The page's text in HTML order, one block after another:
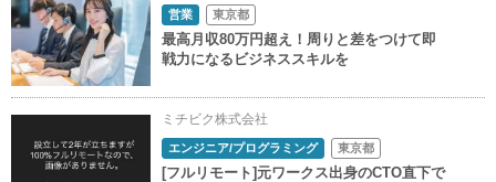
営業 東京都
最高月収80万円超え！周りと差をつけて即
戦力になるビジネススキルを
ミチビク株式会社
エンジニア/プログラミング 東京都
[フルリモート]元ワークス出身のCTO直下で